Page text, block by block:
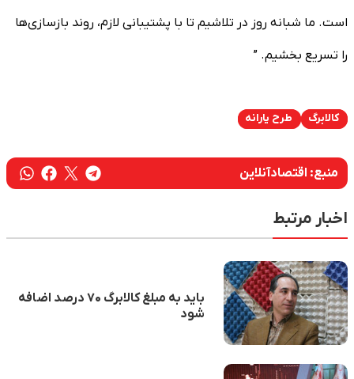
است. ما شبانه روز در تلاشیم تا با پشتیبانی لازم، روند بازسازی‌ها
را تسریع بخشیم. ”
کالابرگ طرح یارانه
منبع: اقتصادآنلاین
اخبار مرتبط
باید به مبلغ کالابرگ ۷۰ درصد اضافه
شود